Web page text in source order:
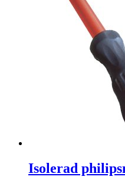
Isolerad